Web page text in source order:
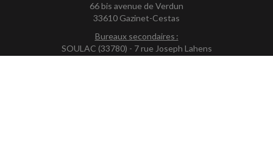
66 bis avenue de Verdun
33610 Gazinet-Cestas
Bureaux secondaires :
SOULAC (33780) - 7 rue Joseph Lahens